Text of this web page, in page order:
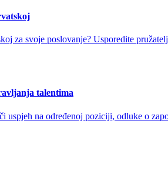
za svoje poslovanje? Usporedite
talentima
uspjeh na određenoj poziciji, odluke o